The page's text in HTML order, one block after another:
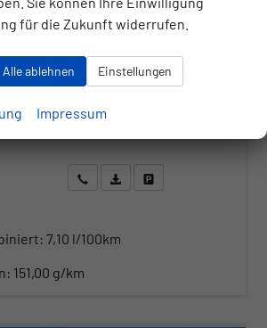
Getriebe
Außenfarbe
Kilometerstand 10 km
Wir rufen Sie anAngebot drucken (PDF)
7,10 l/100km
151,00 g/km
für die Zukunft widerrufen.
Alle ablehnen Einstellungen
Impressum